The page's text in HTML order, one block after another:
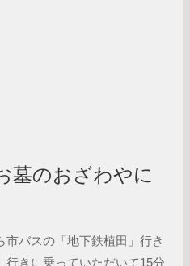
墓のおざわやに
バスの「地下鉄植田」行き
行きに乗っていただいて15分